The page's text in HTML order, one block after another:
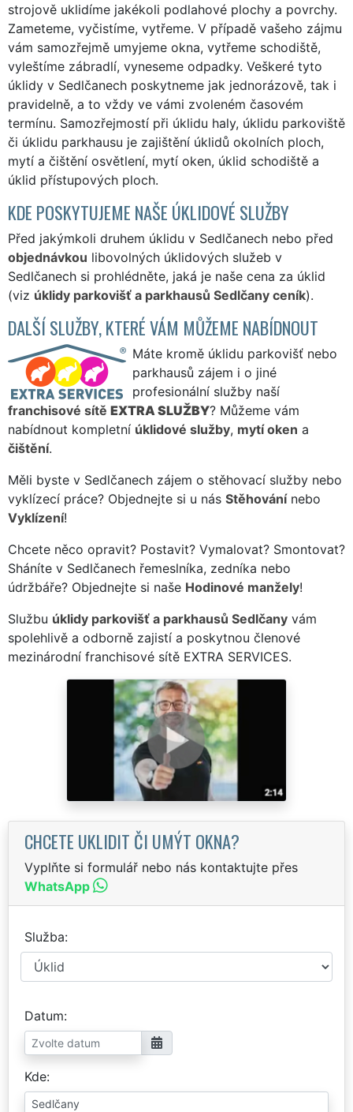
strojově uklidíme jakékoli podlahové plochy a povrchy.
Zameteme, vyčistíme, vytřeme. V případě vašeho zájmu
vám samozřejmě umyjeme okna, vytřeme schodiště,
vyleštíme zábradlí, vyneseme odpadky. Veškeré tyto
úklidy v Sedlčanech poskytneme jak jednorázově, tak i
pravidelně, a to vždy ve vámi zvoleném časovém
termínu. Samozřejmostí při úklidu haly, úklidu parkoviště
či úklidu parkhausu je zajištění úklidů okolních ploch,
mytí a čištění osvětlení, mytí oken, úklid schodiště a
úklid přístupových ploch.
KDE POSKYTUJEME NAŠE ÚKLIDOVÉ SLUŽBY
Před jakýmkoli druhem úklidu v Sedlčanech nebo před
objednávkou libovolných úklidových služeb v
Sedlčanech si prohlédněte, jaká je naše cena za úklid
(viz úklidy parkovišť a parkhausů Sedlčany ceník).
DALŠÍ SLUŽBY, KTERÉ VÁM MŮŽEME NABÍDNOUT
Máte kromě úklidu parkovišť nebo
parkhausů zájem i o jiné
profesionální služby naší
franchisové sítě EXTRA SLUŽBY? Můžeme vám
nabídnout kompletní úklidové služby, mytí oken a
čištění.
Měli byste v Sedlčanech zájem o stěhovací služby nebo
vyklízecí práce? Objednejte si u nás Stěhovánínebo
Vyklízení!
Chcete něco opravit? Postavit? Vymalovat? Smontovat?
Sháníte v Sedlčanech řemeslníka, zedníka nebo
údržbáře? Objednejte si naše Hodinové manžely!
Službu úklidy parkovišť a parkhausů Sedlčany vám
spolehlivě a odborně zajistí a poskytnou členové
mezinárodní franchisové sítě EXTRA SERVICES.
CHCETE UKLIDIT ČI UMÝT OKNA?
Vyplňte si formulář nebo nás kontaktujte přes
WhatsApp
Služba
Datum
Kde